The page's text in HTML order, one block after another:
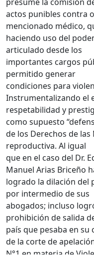
actos punibles contra
mencionado médico,
haciendo uso del
articulado desde los
importantes cargos
permitido generar
condiciones para
Instrumentalizando el
respetabilidad y
como supuesto
de los Derechos de
reproductiva. Al igual
que en el caso del Dr.
Manuel Arias Briceño
logrado la dilación del
por intermedio de sus
abogados; incluso
prohibición de salida
país que pesaba en
de la corte de
N°1 en materia de